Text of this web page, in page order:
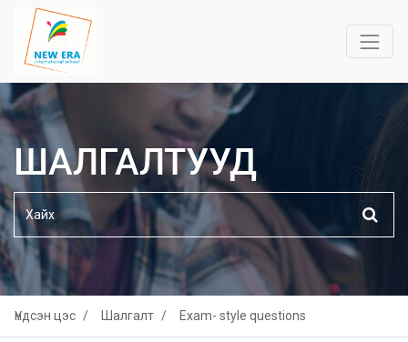
ШАЛГАЛТУУД
Үндсэн цэс Шалгалт Exam- style questions